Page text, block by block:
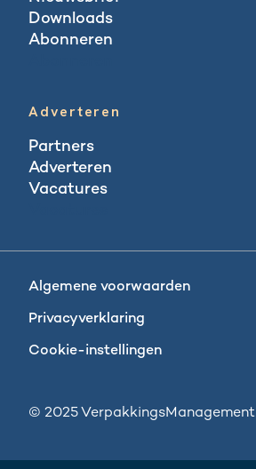
Downloads
Abonneren
Adverteren
Partners
Adverteren
Vacatures
Algemene voorwaarden
Privacyverklaring
Cookie-instellingen
© 2025 VerpakkingsManagement